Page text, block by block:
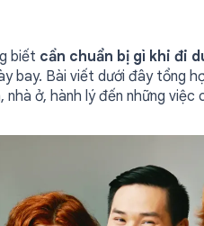
biết cần chuẩn bị gì khi đi
bay. Bài viết dưới đây tổng
ở, hành lý đến những việc